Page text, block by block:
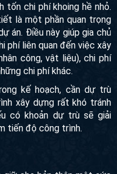
tốn chi phí khoing hề
chi tiết là một phần quan
lý dự án. Điều này giúp
khoản chi phí liên quan
bên ngoài (nhân công,
thiết kế) hay những chi
kế hoạch, cần dự trù
có khoản dự trù sẽ giải